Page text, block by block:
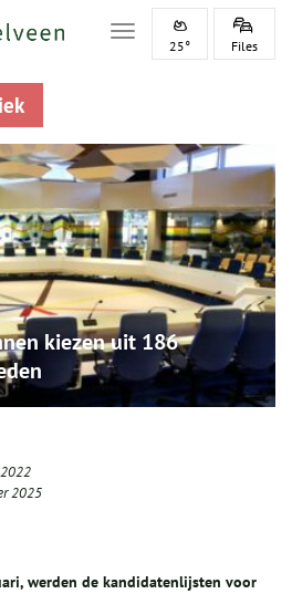
Toggle navigation
25° Files
kiezen uit 186
2025
werden de kandidatenlijsten voor